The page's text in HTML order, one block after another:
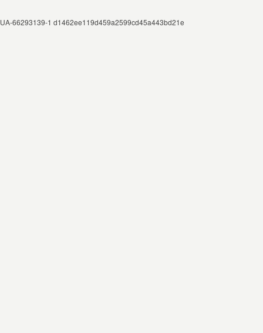
UA-66293139-1 d1462ee119d459a2599cd45a443bd21e